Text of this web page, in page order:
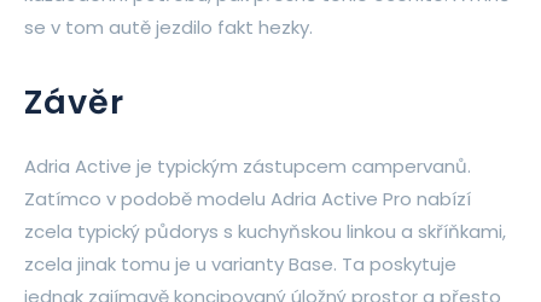
se v tom autě jezdilo fakt hezky.
Závěr
Adria Active je typickým zástupcem campervanů.
Zatímco v podobě modelu Adria Active Pro nabízí
zcela typický půdorys s kuchyňskou linkou a skříňkami,
zcela jinak tomu je u varianty Base. Ta poskytuje
jednak zajímavě koncipovaný úložný prostor a přesto